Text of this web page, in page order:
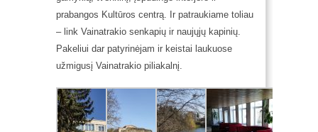
prabangos Kultūros centrą. Ir patraukiame toliau
– link Vainatrakio senkapių ir naujųjų kapinių.
Pakeliui dar patyrinėjam ir keistai laukuose
užmigusį Vainatrakio piliakalnį.